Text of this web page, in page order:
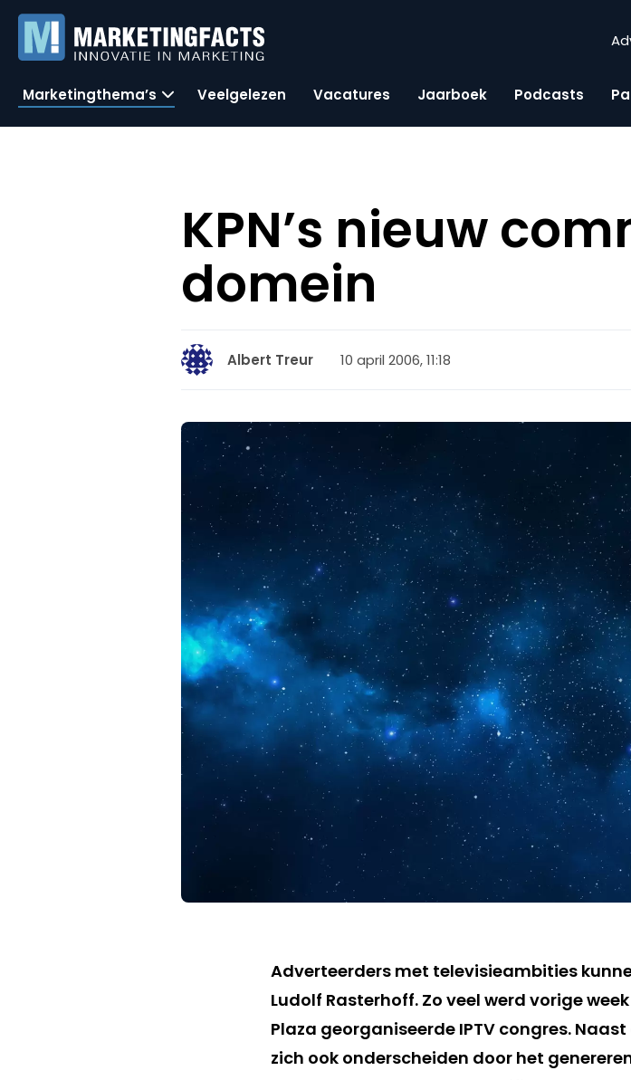
Marketingthema’s Veelgelezen Vacatures Jaarboek Podcasts
KPN’s nieuw
domein
Albert Treur 10 april 2006, 11:18
Adverteerders met televisieambities
Ludolf Rasterhoff. Zo veel werd vorige
Plaza georganiseerde IPTV congres.
zich ook onderscheiden door het